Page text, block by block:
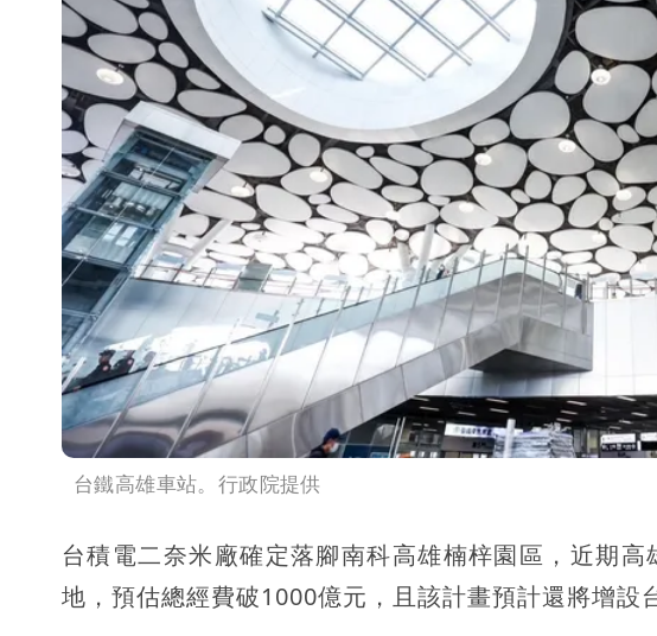
台鐵高雄車站。行政院提供
台積電二奈米廠確定落腳南科高雄楠梓園區，近期
地，預估總經費破1000億元，且該計畫預計還將增設